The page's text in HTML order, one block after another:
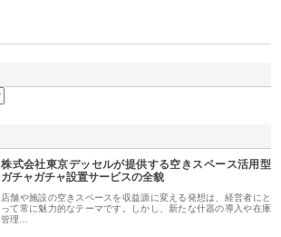
株式会社東京デッセルが提供する空きスペース活用型
ガチャガチャ設置サービスの全貌
店舗や施設の空きスペースを収益源に変える発想は、経営者にと
って常に魅力的なテーマです。しかし、新たな什器の導入や在庫
管理…